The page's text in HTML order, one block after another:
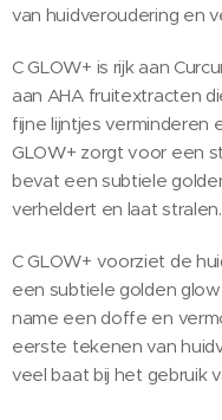
van huidveroudering en
C GLOW+ is rijk aan
aan AHA fruitextracten
fijne lijntjes verminderen
GLOW+ zorgt voor een
bevat een subtiele
verheldert en laat stralen.
C GLOW+ voorziet de
een subtiele golden
name een doffe en
eerste tekenen van
veel baat bij het gebruik